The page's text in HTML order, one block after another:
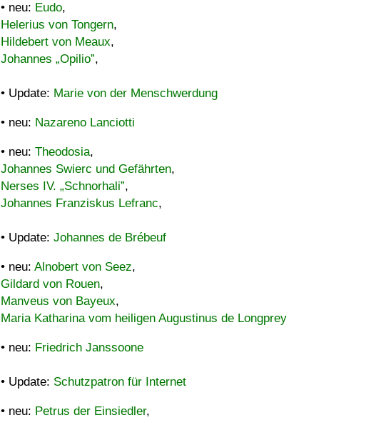
• neu: Eudo,
Helerius von Tongern,
Hildebert von Meaux,
Johannes „Opilio”,
• Update: Marie von der Menschwerdung
• neu: Nazareno Lanciotti
• neu: Theodosia,
Johannes Swierc und Gefährten,
Nerses IV. „Schnorhali”,
Johannes Franziskus Lefranc,
• Update: Johannes de Brébeuf
• neu: Alnobert von Seez,
Gildard von Rouen,
Manveus von Bayeux,
Maria Katharina vom heiligen Augustinus de Longprey
• neu: Friedrich Janssoone
• Update: Schutzpatron für Internet
• neu: Petrus der Einsiedler,